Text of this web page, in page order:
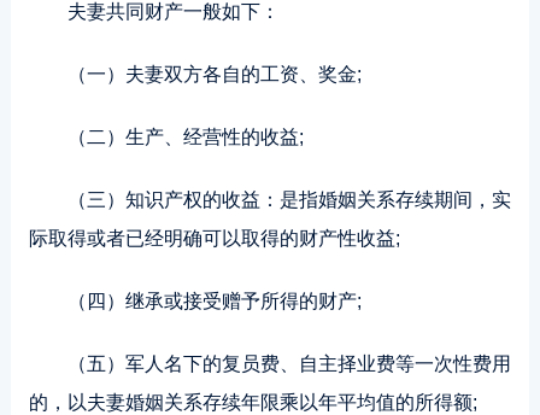
夫妻共同财产一般如下：
（一）夫妻双方各自的工资、奖金;
（二）生产、经营性的收益;
（三）知识产权的收益：是指婚姻关系存续期间，实
际取得或者已经明确可以取得的财产性收益;
（四）继承或接受赠予所得的财产;
（五）军人名下的复员费、自主择业费等一次性费用
的，以夫妻婚姻关系存续年限乘以年平均值的所得额;